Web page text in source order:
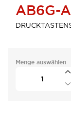
AB6G-
Menge auswählen